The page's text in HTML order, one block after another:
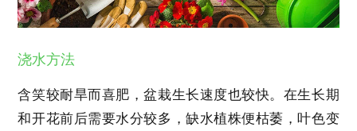
浇水方法
含笑较耐旱而喜肥，盆栽生长速度也较快。在生长期
和开花前后需要水分较多，缺水植株便枯萎，叶色变